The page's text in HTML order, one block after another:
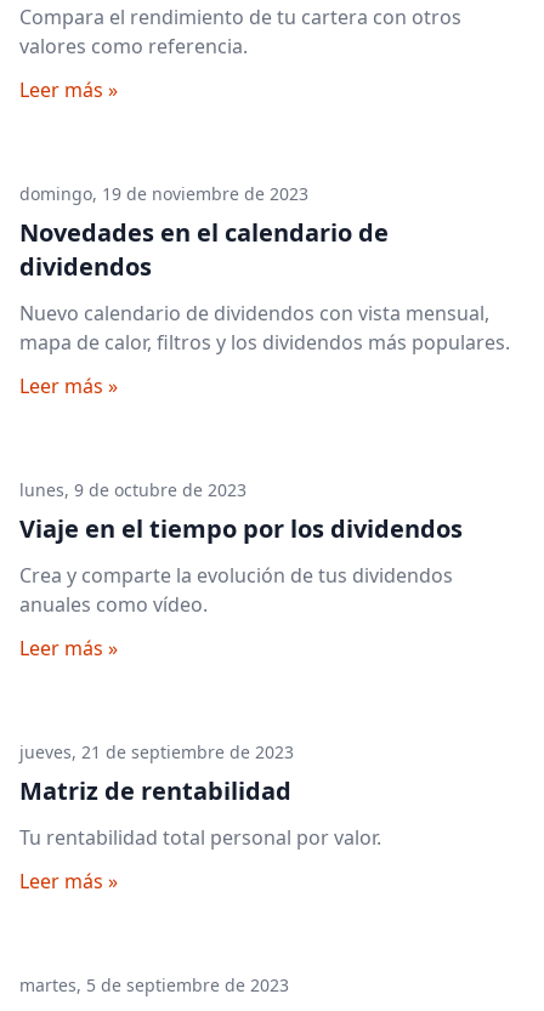
Compara el rendimiento de tu cartera con otros
valores como referencia.
Leer más »
domingo, 19 de noviembre de 2023
Novedades en el calendario de
dividendos
Nuevo calendario de dividendos con vista mensual,
mapa de calor, filtros y los dividendos más populares.
Leer más »
lunes, 9 de octubre de 2023
Viaje en el tiempo por los dividendos
Crea y comparte la evolución de tus dividendos
anuales como vídeo.
Leer más »
jueves, 21 de septiembre de 2023
Matriz de rentabilidad
Tu rentabilidad total personal por valor.
Leer más »
martes, 5 de septiembre de 2023